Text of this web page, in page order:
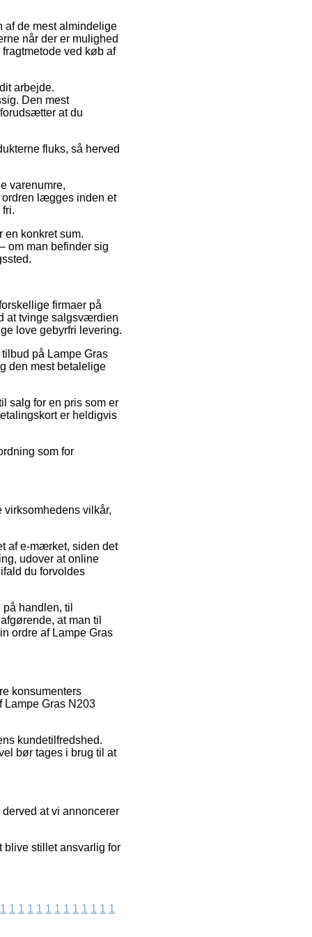
af de mest almindelige
når der er mulighed
ved køb af
arbejde.
Den mest
at du
fluks, så herved
varenumre,
ordren lægges inden et
en konkret sum.
om man befinder sig
firmaer på
at tvinge salgsværdien
love gebyrfri levering.
på Lampe Gras
den mest betalelige
salg for en pris som er
er heldigvis
som for
vilkår,
af e-mærket, siden det
udover at online
du forvoldes
handlen, til
at man til
ordre af Lampe Gras
konsumenters
Lampe Gras N203
kundetilfredshed.
bør tages i brug til at
at vi annoncerer
blive stillet ansvarlig for
1 1 1 1 1 1 1 1 1 1 1 1 1